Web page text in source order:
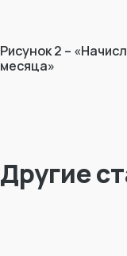
Рисунок 2 –
месяца»
Другие